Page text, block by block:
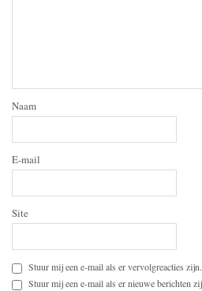
Naam
E-mail
Site
Stuur mij een e-mail als er vervolgreacties zijn.
Stuur mij een e-mail als er nieuwe berichten